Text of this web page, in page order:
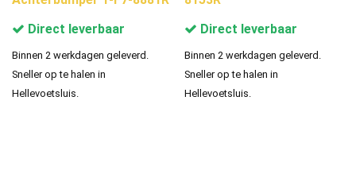
Direct leverbaar
Binnen 2 werkdagen geleverd.
Sneller op te halen in
Hellevoetsluis.
Direct leverbaar
Binnen 2 werkdagen geleverd.
Sneller op te halen in
Hellevoetsluis.